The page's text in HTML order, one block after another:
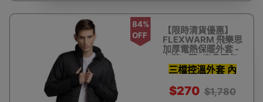
84%
OFF
【限時清貨優惠】
FLEXWARM 飛樂思
加厚電熱保暖外套 -
女裝M碼 (產品不包
括電池需另購) | 香
港行貨 Smart
Heating Jacket
三檔控溫外套 內
部均匀發熱有效禦
寒
$270 $1,780